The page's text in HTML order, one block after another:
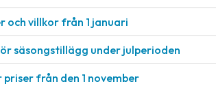
och villkor från 1 januari
säsongstillägg under julperioden
från den 1 november